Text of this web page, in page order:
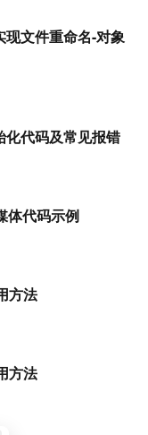
文件重命名-对象
代码及常见报错
体代码示例
方法
方法